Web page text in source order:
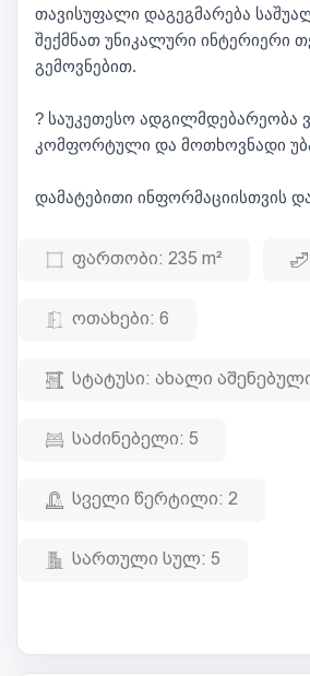
თავისუფალი დაგეგმარება
შექმნათ უნიკალური ინტერიერი
გემოვნებით.
? საუკეთესო ადგილმდებარეობა
კომფორტული და მოთხოვნადი
დამატებითი ინფორმაციისთვის
ფართობი: 235 m²
ოთახები: 6
სტატუსი: ახალი
საძინებელი: 5
სველი წერტილი: 2
სართული სულ: 5